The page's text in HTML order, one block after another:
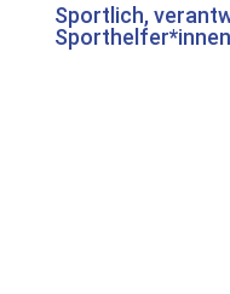
Sportlich,